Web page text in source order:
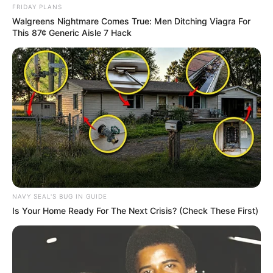
VEJA TAMBÉM
SAÚDE
AME Assis amplia serviços especializados com
inovação e atendimento digital
FRIDAY PLANS
Walgreens Nightmare Comes True: Men Ditching Viagra For
This 87¢ Generic Aisle 7 Hack
NAVY SEAL'S BUG IN GUIDE
Is Your Home Ready For The Next Crisis? (Check These First)